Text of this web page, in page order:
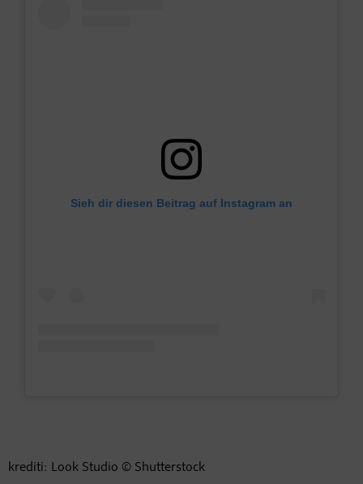
Sieh dir diesen Beitrag auf Instagram an
krediti: Look Studio © Shutterstock